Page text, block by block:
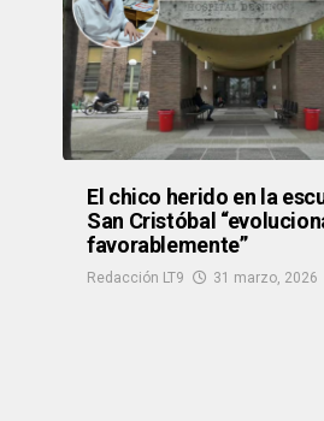
El chico herido en la
San Cristóbal
favorablemente”
Redacción LT9 31 marzo, 2026